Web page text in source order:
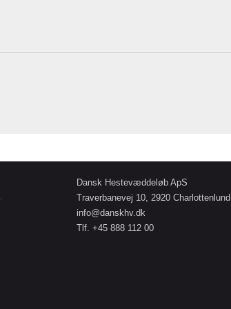
Dansk Hestevæddeløb ApS
Traverbanevej 10, 2920 Charlottenlund
info@danskhv.dk
Tlf. +45 888 112 00